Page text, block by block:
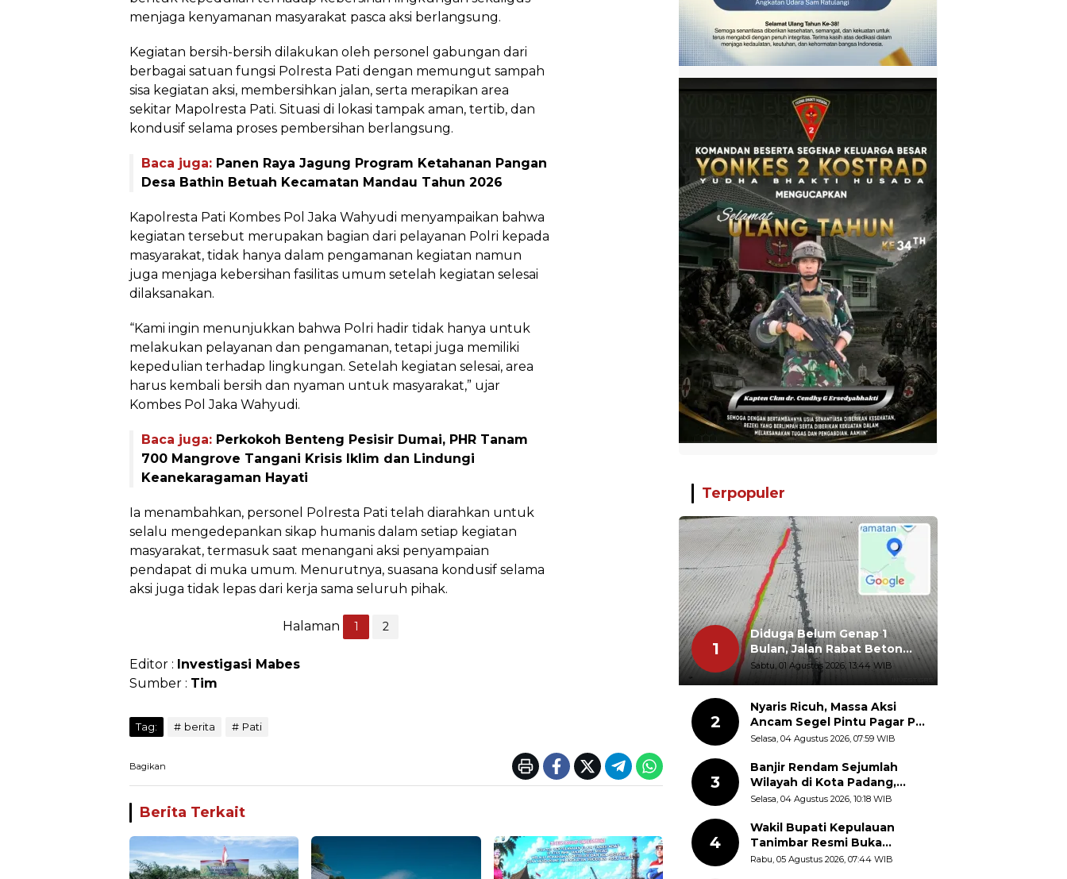
menjaga kenyamanan masyarakat pasca aksi berlangsung.
Kegiatan bersih-bersih dilakukan oleh personel gabungan dari
berbagai satuan fungsi Polresta Pati dengan memungut sampah
sisa kegiatan aksi, membersihkan jalan, serta merapikan area
sekitar Mapolresta Pati. Situasi di lokasi tampak aman, tertib, dan
kondusif selama proses pembersihan berlangsung.
Baca juga: Panen Raya Jagung Program Ketahanan Pangan
Desa Bathin Betuah Kecamatan Mandau Tahun 2026
Kapolresta Pati Kombes Pol Jaka Wahyudi menyampaikan bahwa
kegiatan tersebut merupakan bagian dari pelayanan Polri kepada
masyarakat, tidak hanya dalam pengamanan kegiatan namun
juga menjaga kebersihan fasilitas umum setelah kegiatan selesai
dilaksanakan.
“Kami ingin menunjukkan bahwa Polri hadir tidak hanya untuk
melakukan pelayanan dan pengamanan, tetapi juga memiliki
kepedulian terhadap lingkungan. Setelah kegiatan selesai, area
harus kembali bersih dan nyaman untuk masyarakat,” ujar
Kombes Pol Jaka Wahyudi.
Baca juga: Perkokoh Benteng Pesisir Dumai, PHR Tanam
700 Mangrove Tangani Krisis Iklim dan Lindungi
Keanekaragaman Hayati
Ia menambahkan, personel Polresta Pati telah diarahkan untuk
selalu mengedepankan sikap humanis dalam setiap kegiatan
masyarakat, termasuk saat menangani aksi penyampaian
pendapat di muka umum. Menurutnya, suasana kondusif selama
aksi juga tidak lepas dari kerja sama seluruh pihak.
Halaman 1 2
Editor : Investigasi Mabes
Sumber : Tim
Tag: berita Pati
Bagikan
Berita Terkait
Terpopuler
1
Diduga Belum Genap 1
Bulan, Jalan Rabat Beton
Gidanglo - Guwosobokerto
Sudah Pecah
Sabtu, 01 Agustus 2026, 13:44 WIB
2
Nyaris Ricuh, Massa Aksi
Ancam Segel Pintu Pagar PT
Pabrik Gula Gorontalo
Selasa, 04 Agustus 2026, 07:59 WIB
3
Banjir Rendam Sejumlah
Wilayah di Kota Padang,
Proses Evakuasi Warga
Selasa, 04 Agustus 2026, 10:18 WIB
4
Wakil Bupati Kepulauan
Tanimbar Resmi Buka
Rangkaian Peringatan HUT
Rabu, 05 Agustus 2026, 07:44 WIB